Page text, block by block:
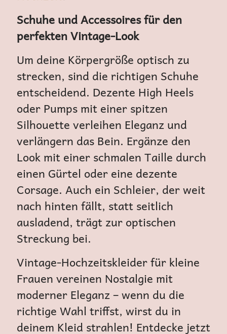
Schuhe und Accessoires für den
perfekten Vintage-Look
Um deine Körpergröße optisch zu
strecken, sind die richtigen Schuhe
entscheidend. Dezente High Heels
oder Pumps mit einer spitzen
Silhouette verleihen Eleganz und
verlängern das Bein. Ergänze den
Look mit einer schmalen Taille durch
einen Gürtel oder eine dezente
Corsage. Auch ein Schleier, der weit
nach hinten fällt, statt seitlich
ausladend, trägt zur optischen
Streckung bei.
Vintage-Hochzeitskleider für kleine
Frauen vereinen Nostalgie mit
moderner Eleganz – wenn du die
richtige Wahl triffst, wirst du in
deinem Kleid strahlen! Entdecke jetzt